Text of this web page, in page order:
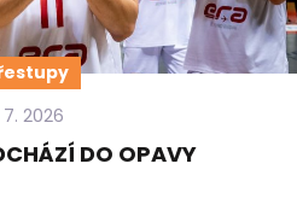
7. 2026
DO OPAVY